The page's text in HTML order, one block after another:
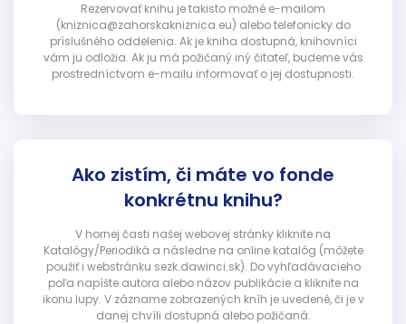
Rezervovať knihu je takisto možné e-mailom
(kniznica@zahorskakniznica.eu) alebo telefonicky do
príslušného oddelenia. Ak je kniha dostupná, knihovníci
vám ju odložia. Ak ju má požičaný iný čitateľ, budeme vás
prostredníctvom e-mailu informovať o jej dostupnosti.
Ako zistím, či máte vo fonde
konkrétnu knihu?
V hornej časti našej webovej stránky kliknite na
Katalógy/Periodiká a následne na online katalóg (môžete
použiť i webstránku sezk.dawinci.sk). Do vyhľadávacieho
poľa napíšte autora alebo názov publikácie a kliknite na
ikonu lupy. V zázname zobrazených kníh je uvedené, či je v
danej chvíli dostupná alebo požičaná.